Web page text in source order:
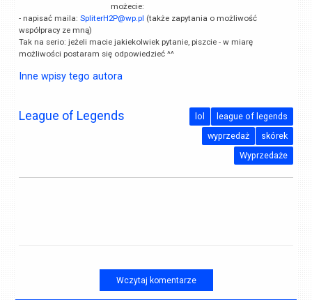
możecie:
- napisać maila:SpliterH2P@wp.pl (także zapytania o możliwość
współpracy ze mną)
Tak na serio: jeżeli macie jakiekolwiek pytanie, piszcie - w miarę
możliwości postaram się odpowiedzieć ^^
Inne wpisy tego autora
League of Legends league of legends
lol
skórek
wyprzedaż
Wyprzedaże
Wczytaj komentarze